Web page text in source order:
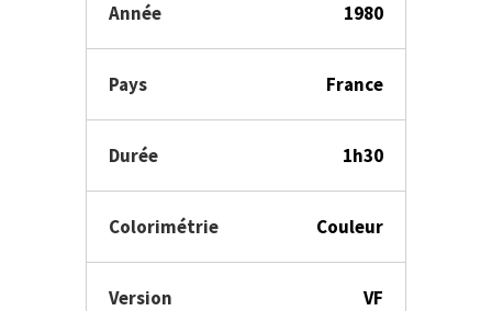
Année 1980
Pays France
Durée 1h30
Colorimétrie Couleur
Version VF